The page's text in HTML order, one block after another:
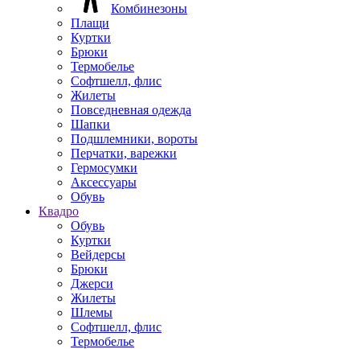
Комбинезоны
Плащи
Куртки
Брюки
Термобелье
Софтшелл, флис
Жилеты
Повседневная одежда
Шапки
Подшлемники, вороты
Перчатки, варежки
Гермосумки
Аксессуары
Обувь
Квадро
Обувь
Куртки
Вейдерсы
Брюки
Джерси
Жилеты
Шлемы
Софтшелл, флис
Термобелье